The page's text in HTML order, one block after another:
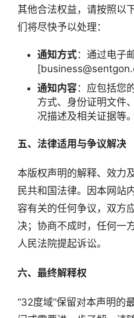
之
窗
其他合法权益，请按照以
们将尽快予以处理：
通知方式：通过电子
通知内容：应包括您
方式、身份证明文件
况描述及相关证据等。
五、法律适用与争议解决
本版权声明的解释、效力
民共和国法律。因本网站
容有关的任何争议，双方
决；协商不成时，任何一
人民法院提起诉讼。
六、最终解释权
“32度域”保留对本声明的